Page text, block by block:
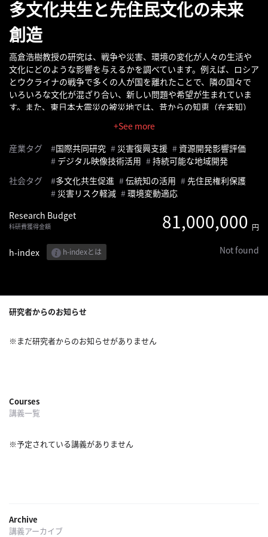
へ
事
一
覧
へ
稿/
取
材
記
の
覧
へ
パ
ト
ン
講
多文化共生と先住民文化の未来
創造
高倉浩樹教授の研究は、戦争や災害、環境の変化が人々の生活や
文化にどのような影響を与えるかを調べています。例えば、ロシア
とウクライナの戦争で多くの人が国を離れたことで、隣の国々で
いろいろな文化が混ざり合い、新しい問題や希望が生まれていま
す。また、東日本大震災の被災地では、昔からの知恵（在来知）
らに、北極の先住民やモンゴルの鉱山開発の影響も調べ、地域の
自然や社会がどう変わっているかを理解しようとしています。デジ
タル映像を使った新しい調査方法も開発し、世界中の研究者と協
+See more
産業タグ
国際共同研究 災害復興支援
資源開発影響評価
デジタル映像技術活用
持続可能な地域開発
社会タグ
多文化共生促進 伝統知の活用
先住民権利保護
災害リスク軽減
環境変動適応
Research Budget
科研費獲得金額 81,000,000 円
h-index h-indexとは Not found
研究者からのお知らせ
※まだ研究者からのお知らせがありません
Courses
講義一覧
※予定されている講義がありません
Archive
講義アーカイブ